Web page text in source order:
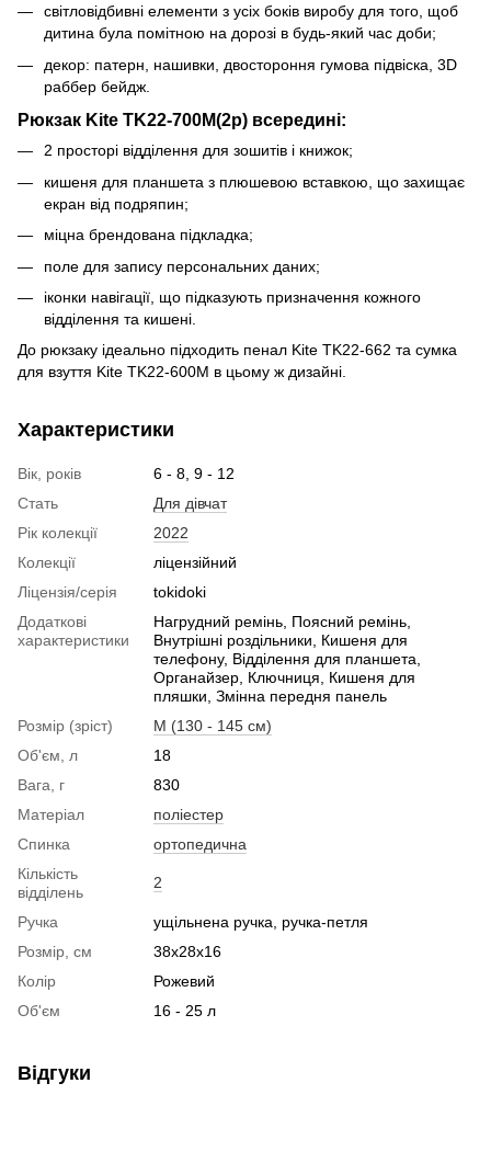
світловідбивні елементи з усіх боків виробу для того, щоб
дитина була помітною на дорозі в будь-який час доби;
декор: патерн, нашивки, двостороння гумова підвіска, 3D
раббер бейдж.
Рюкзак Kite TK22-700M(2p) всередині:
2 просторі відділення для зошитів і книжок;
кишеня для планшета з плюшевою вставкою, що захищає
екран від подряпин;
міцна брендована підкладка;
поле для запису персональних даних;
іконки навігації, що підказують призначення кожного
відділення та кишені.
До рюкзаку ідеально підходить пенал Kite TK22-662 та сумка
для взуття Kite TK22-600M в цьому ж дизайні.
Характеристики
Вік, років
6 - 8, 9 - 12
Стать
Для дівчат
Рік колекції
2022
Колекції
ліцензійний
Ліцензія/серія
tokidoki
Додаткові
характеристики
Нагрудний ремінь, Поясний ремінь,
Внутрішні роздільники, Кишеня для
телефону, Відділення для планшета,
Органайзер, Ключниця, Кишеня для
пляшки, Змінна передня панель
Розмір (зріст)
M (130 - 145 см)
Об'єм, л
18
Вага, г
830
Матеріал
поліестер
Спинка
ортопедична
Кількість
відділень
2
Ручка
ущільнена ручка, ручка-петля
Розмір, см
38x28x16
Колір
Рожевий
Об'єм
16 - 25 л
Відгуки